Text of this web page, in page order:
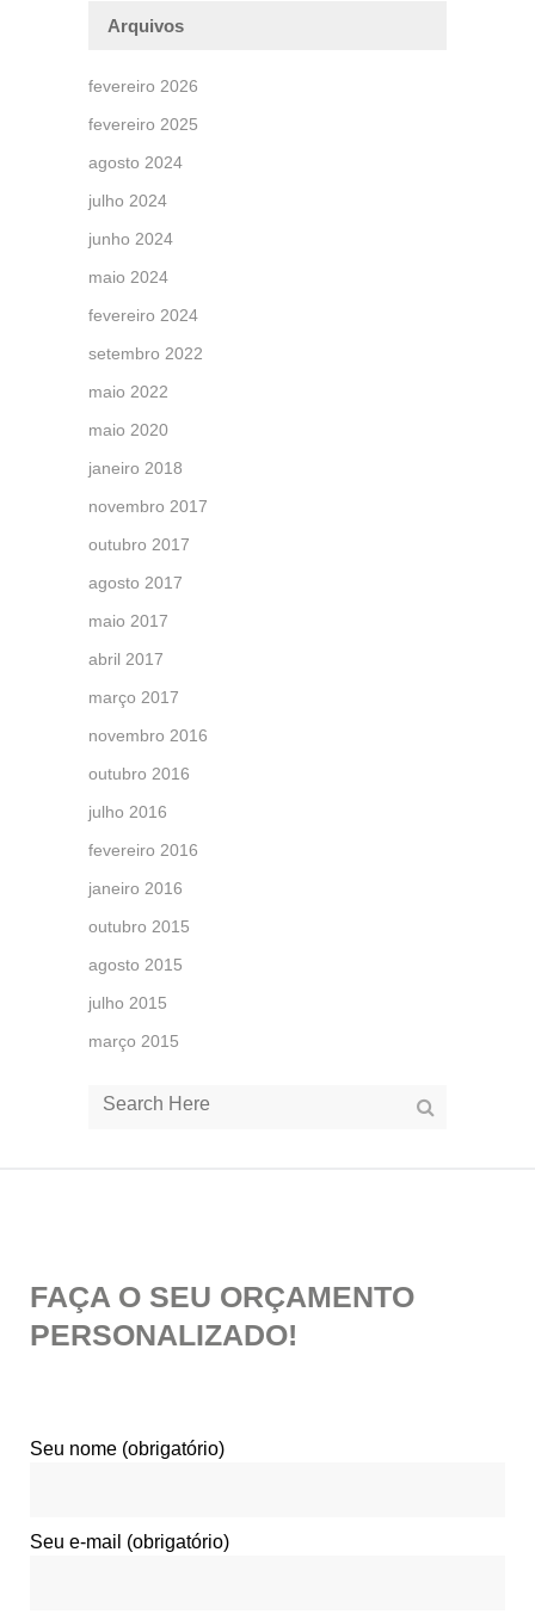
Arquivos
fevereiro 2026
fevereiro 2025
agosto 2024
julho 2024
junho 2024
maio 2024
fevereiro 2024
setembro 2022
maio 2022
maio 2020
janeiro 2018
novembro 2017
outubro 2017
agosto 2017
maio 2017
abril 2017
março 2017
novembro 2016
outubro 2016
julho 2016
fevereiro 2016
janeiro 2016
outubro 2015
agosto 2015
julho 2015
março 2015
FAÇA O SEU ORÇAMENTO
PERSONALIZADO!
Seu nome (obrigatório)
Seu e-mail (obrigatório)